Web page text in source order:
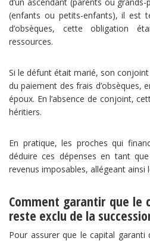
(enfants ou petits-enfants), il est
d’obsèques, cette obligation
ressources.
Si le défunt était marié, son
du paiement des frais d’obsèques,
époux. En l’absence de conjoint,
héritiers.
En pratique, les proches qui
déduire ces dépenses en tant
revenus imposables, allégeant ainsi
Comment garantir que le
reste exclu de la
Pour assurer que le capital garanti